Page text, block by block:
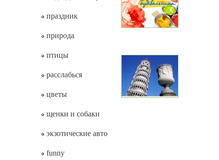
праздник
природа
птицы
расслабься
цветы
щенки и собаки
экзотические авто
funny